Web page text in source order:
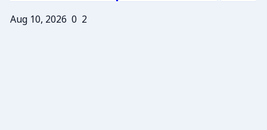
Aug 10, 2026 0 2